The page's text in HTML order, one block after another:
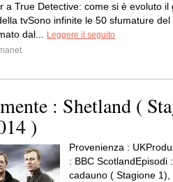
a True Detective: come si è evoluto il
tvSono infinite le 50 sfumature
dal...
Leggere il seguito
: Shetland (
)
Provenienza :
: BBC ScotlandEpisodi
cadauno ( Stagione